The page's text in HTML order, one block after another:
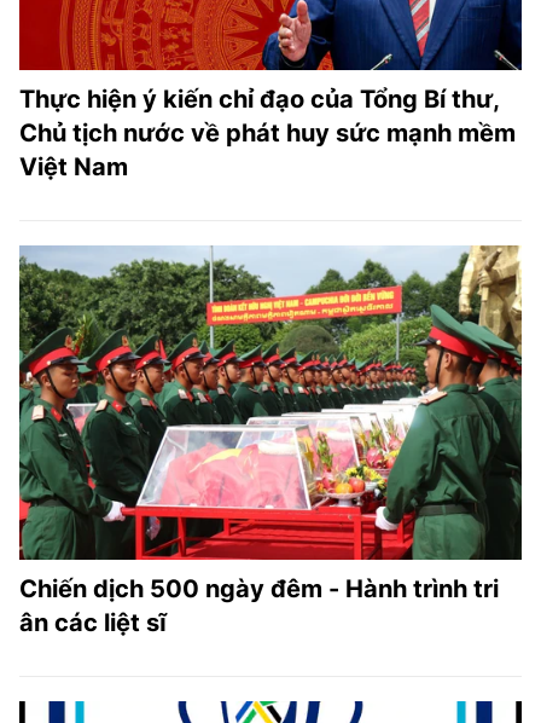
Thực hiện ý kiến chỉ đạo của Tổng Bí thư,
Chủ tịch nước về phát huy sức mạnh mềm
Việt Nam
Chiến dịch 500 ngày đêm - Hành trình tri
ân các liệt sĩ